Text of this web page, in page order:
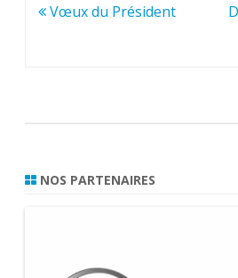
Navigation
Vœux du Président
NOS PARTENAIRES